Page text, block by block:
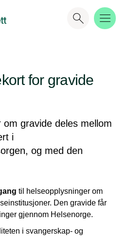
for gravide
om gravide deles mellom
i
og med den
til helseopplysninger om
Den gravide får
gjennom Helsenorge.
i svangerskap- og